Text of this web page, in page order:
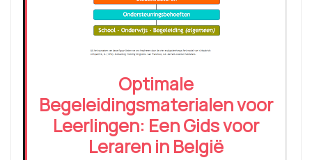
Optimale
Begeleidingsmaterialen voor
Leerlingen: Een Gids voor
Leraren in België